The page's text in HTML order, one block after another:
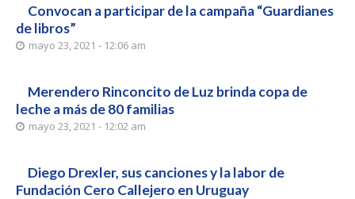
Convocan a participar de la campaña “Guardianes
de libros”
mayo 23, 2021 - 12:06 am
Merendero Rinconcito de Luz brinda copa de
leche a más de 80 familias
mayo 23, 2021 - 12:02 am
Diego Drexler, sus canciones y la labor de
Fundación Cero Callejero en Uruguay